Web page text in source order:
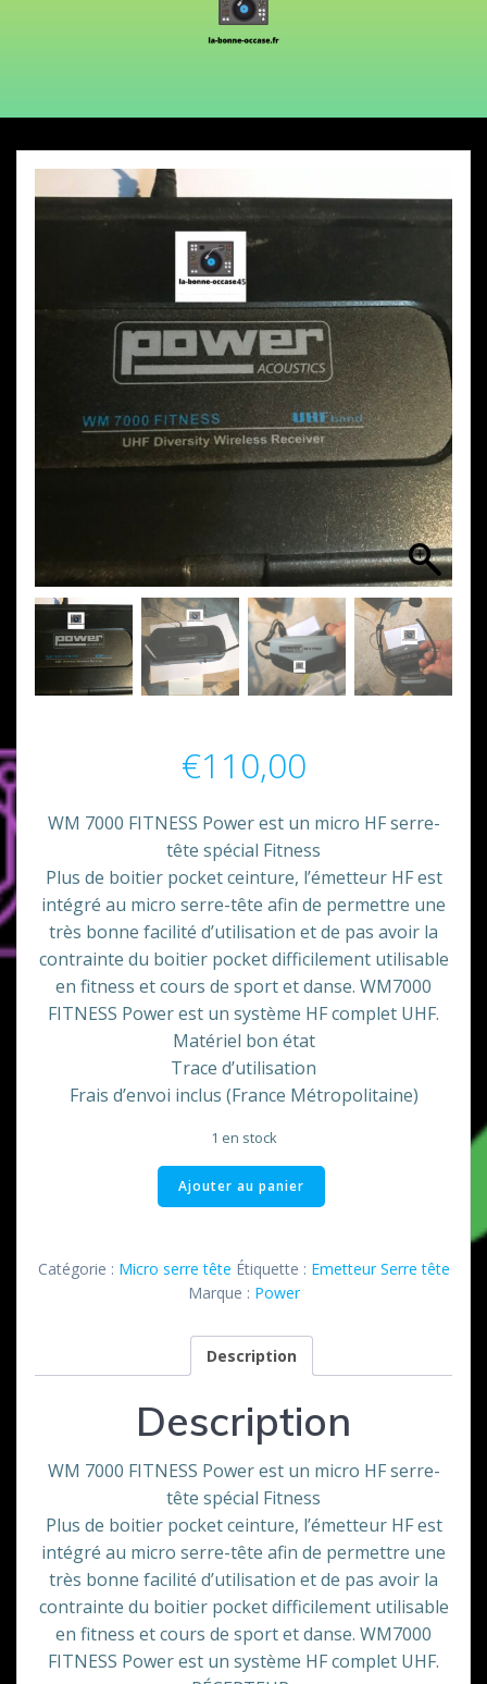
€110,00
WM 7000 FITNESS Power est un micro HF serre-
tête spécial Fitness
Plus de boitier pocket ceinture, l’émetteur HF est
intégré au micro serre-tête afin de permettre une
très bonne facilité d’utilisation et de pas avoir la
contrainte du boitier pocket difficilement utilisable
en fitness et cours de sport et danse. WM7000
FITNESS Power est un système HF complet UHF.
Matériel bon état
Trace d’utilisation
Frais d’envoi inclus (France Métropolitaine)
1 en stock
quantité
de
/Recepteur
Fitness
Ajouter au panier
Catégorie : Micro serre tête Étiquette : Emetteur Serre tête
Marque : Power
Description
Description
WM 7000 FITNESS Power est un micro HF serre-
tête spécial Fitness
Plus de boitier pocket ceinture, l’émetteur HF est
intégré au micro serre-tête afin de permettre une
très bonne facilité d’utilisation et de pas avoir la
contrainte du boitier pocket difficilement utilisable
en fitness et cours de sport et danse. WM7000
FITNESS Power est un système HF complet UHF.